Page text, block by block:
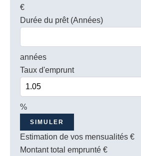
€
Durée du prêt (Années)
années
Taux d'emprunt
%
SIMULER
Estimation de vos mensualités €
Montant total emprunté €